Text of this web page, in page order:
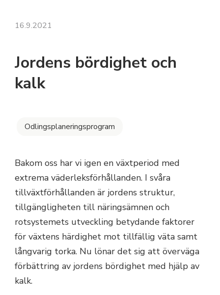
16.9.2021
Jordens bördighet och
kalk
Odlingsplaneringsprogram
Bakom oss har vi igen en växtperiod med
extrema väderleksförhållanden. I svåra
tillväxtförhållanden är jordens struktur,
tillgängligheten till näringsämnen och
rotsystemets utveckling betydande faktorer
för växtens härdighet mot tillfällig väta samt
långvarig torka. Nu lönar det sig att överväga
förbättring av jordens bördighet med hjälp av
kalk.